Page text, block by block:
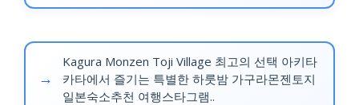
Kagura Monzen Toji Village 최고의 선택 아키타
카타에서 즐기는 특별한 하룻밤 가구라몬젠토지
일본숙소추천 여행스타그램..